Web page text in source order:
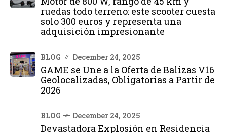
ruedas todo terreno: este scooter cuesta
solo 300 euros y representa una
adquisición impresionante
BLOG December 24, 2025
GAME se Une a la Oferta de Balizas V16
Geolocalizadas, Obligatorias a Partir de
2026
BLOG December 24, 2025
Devastadora Explosión en Residencia